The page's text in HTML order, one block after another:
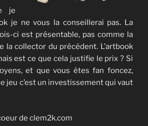
jeu
je ne vous la conseillerai pas. La
ci est présentable, pas comme la
la collector du précédent. L’artbook
est ce que cela justifie le prix ? Si
et que vous êtes fan foncez,
jeu c’est un investissement qui vaut
de clem2k.com